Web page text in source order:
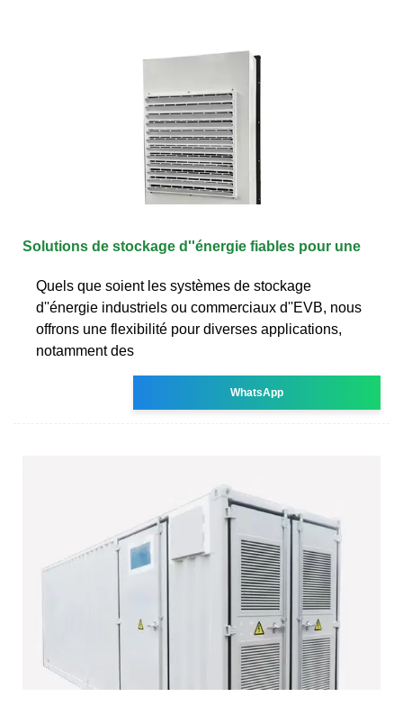
Solutions de stockage d''énergie fiables pour une
Quels que soient les systèmes de stockage
d''énergie industriels ou commerciaux d''EVB, nous
offrons une flexibilité pour diverses applications,
notamment des
WhatsApp